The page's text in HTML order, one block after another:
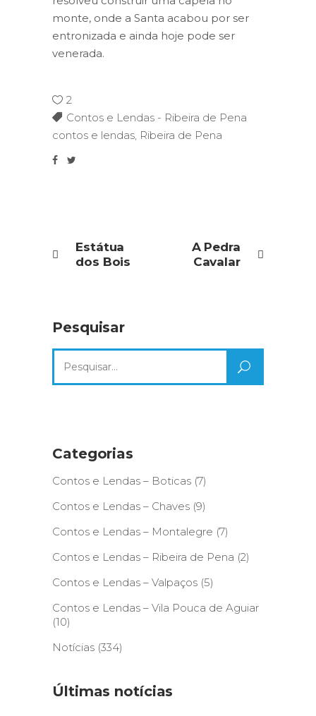
monte, onde a Santa acabou por ser
entronizada e ainda hoje pode ser
venerada.
2
Contos e Lendas - Ribeira de Pena
contos e lendas Ribeira de Pena
Estátua
dos Bois
A Pedra
Cavalar
Pesquisar
for:
Categorias
Contos e Lendas – Boticas (7)
Contos e Lendas – Chaves (9)
Contos e Lendas – Montalegre (7)
Contos e Lendas – Ribeira de Pena (2)
Contos e Lendas – Valpaços (5)
Contos e Lendas – Vila Pouca de Aguiar
(10)
Notícias (334)
Últimas notícias